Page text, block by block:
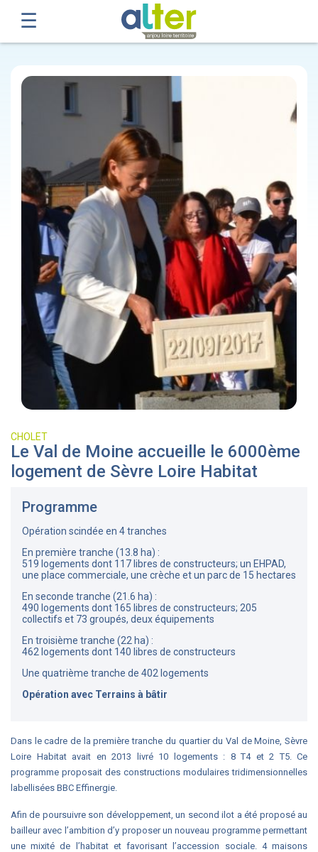
CHOLET
Le Val de Moine accueille le 6000ème
logement de Sèvre Loire Habitat
Programme
Opération scindée en 4 tranches
En première tranche (13.8 ha) :
519 logements dont 117 libres de constructeurs; un EHPAD,
une place commerciale, une crèche et un parc de 15 hectares
En seconde tranche (21.6 ha) :
490 logements dont 165 libres de constructeurs; 205
collectifs et 73 groupés, deux équipements
En troisième tranche (22 ha) :
462 logements dont 140 libres de constructeurs
Une quatrième tranche de 402 logements
Opération avec Terrains à bâtir
Dans le cadre de la première tranche du quartier du Val de Moine, Sèvre
Loire Habitat avait en 2013 livré 10 logements : 8 T4 et 2 T5. Ce
programme proposait des constructions modulaires tridimensionnelles
labellisées BBC Effinergie.
Afin de poursuivre son développement, un second ilot a été proposé au
bailleur avec l’ambition d’y proposer un nouveau programme permettant
une mixité de l’habitat et favorisant l’accession sociale. 4 maisons